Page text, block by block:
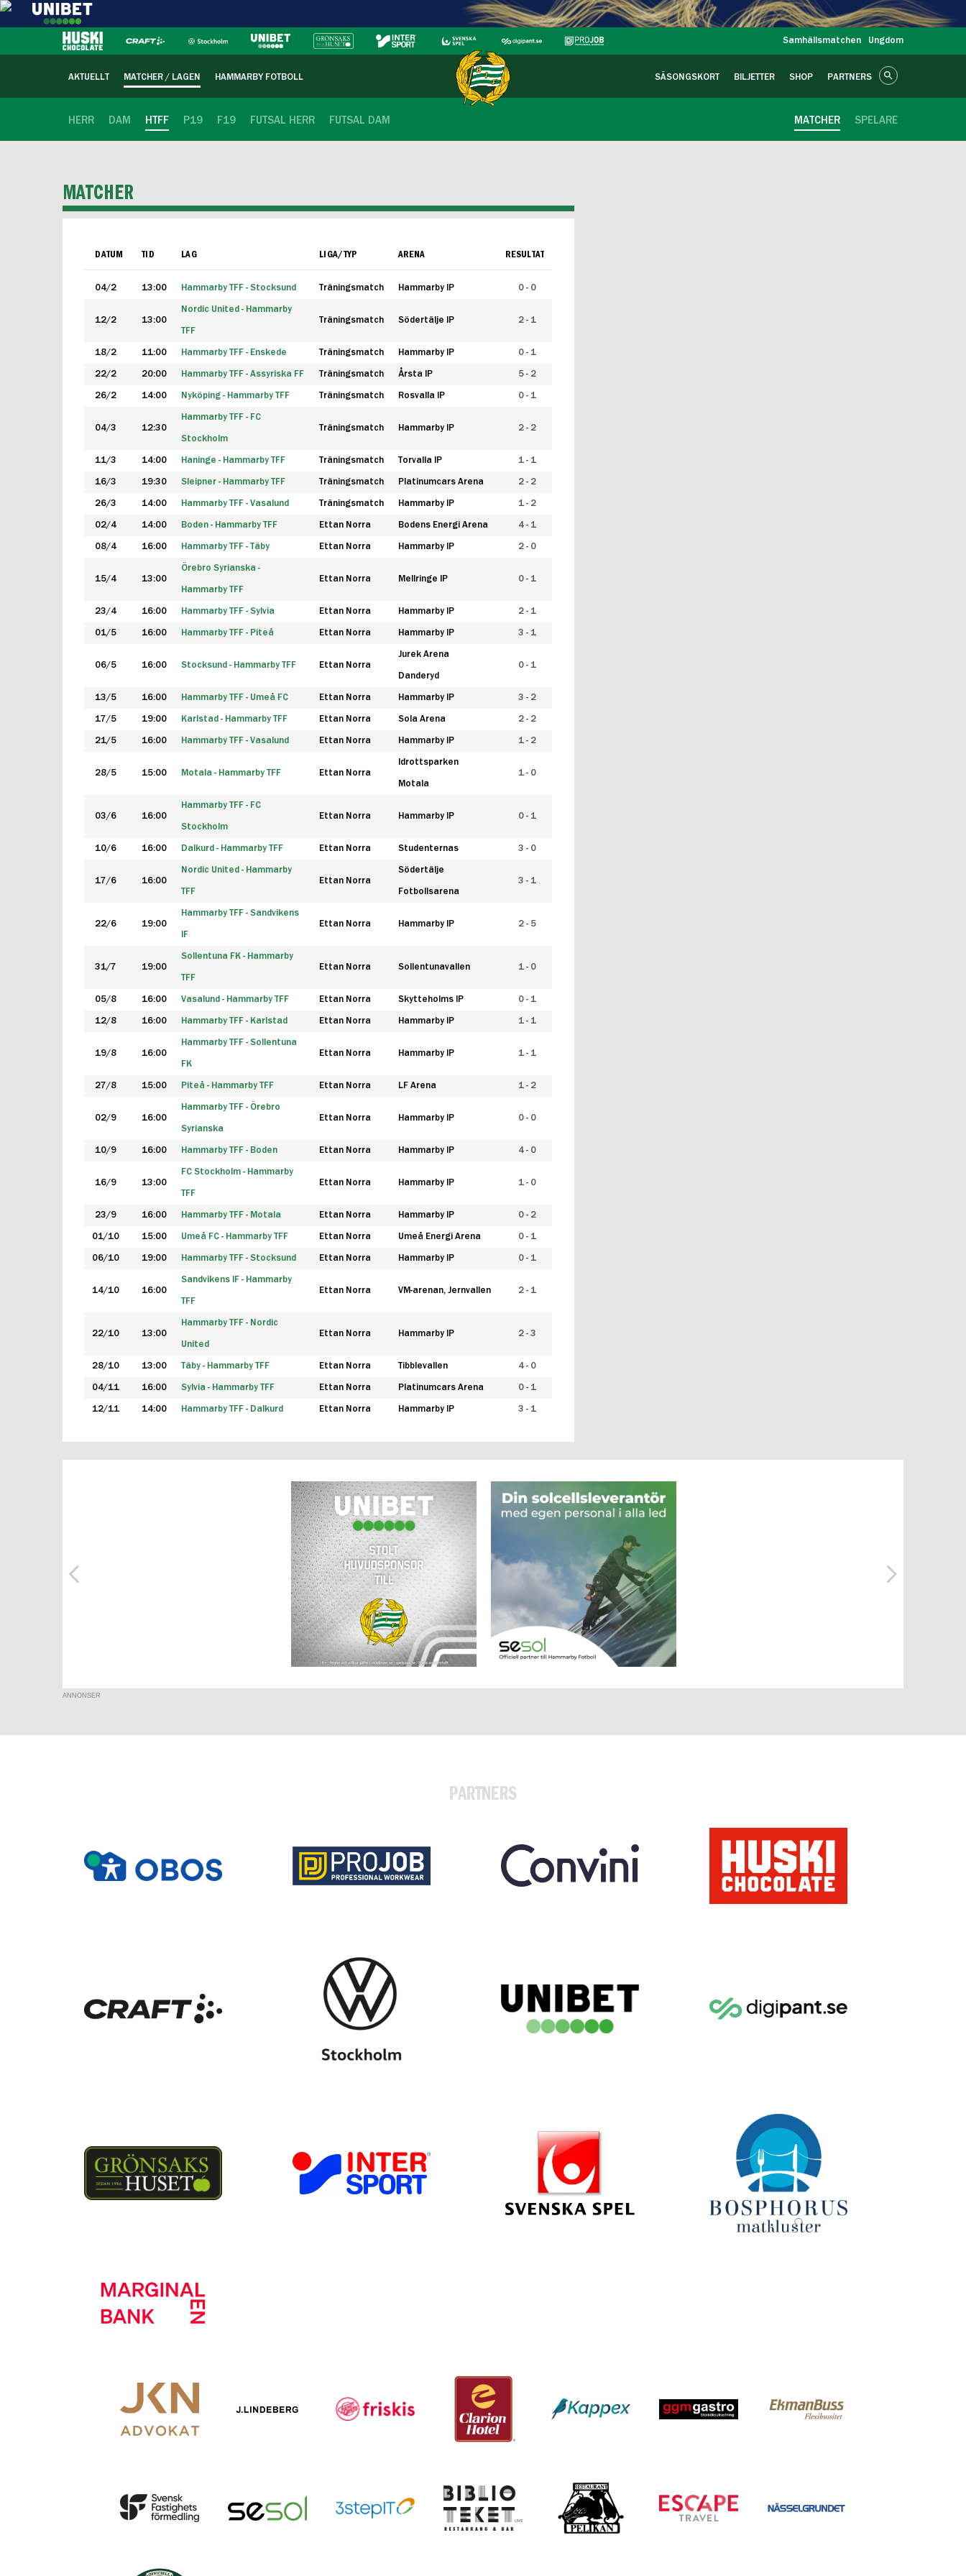
Samhällsmatchen Ungdom
AKTUELLT MATCHER / LAGEN HAMMARBY FOTBOLL SÄSONGSKORT BILJETTER SHOP PARTNERS
HERR DAM HTFF P19 F19 FUTSAL HERR FUTSAL DAM SPELARE
MATCHER
MATCHER
DATUM TID LAG LIGA/TYP ARENA RESULTAT
04/2 13:00 Hammarby TFF - Stocksund Träningsmatch Hammarby IP 0 - 0
12/2 13:00
Nordic United - Hammarby
TFF
Träningsmatch Södertälje IP 2 - 1
18/2 11:00 Hammarby TFF - Enskede Träningsmatch Hammarby IP 0 - 1
22/2 20:00 Hammarby TFF - Assyriska FF Träningsmatch Årsta IP 5 - 2
26/2 14:00 Nyköping - Hammarby TFF Träningsmatch Rosvalla IP 0 - 1
04/3 12:30
Hammarby TFF - FC
Stockholm
Träningsmatch Hammarby IP 2 - 2
11/3 14:00 Haninge - Hammarby TFF Träningsmatch Torvalla IP 1 - 1
16/3 19:30 Sleipner - Hammarby TFF Träningsmatch Platinumcars Arena 2 - 2
26/3 14:00 Hammarby TFF - Vasalund Träningsmatch Hammarby IP 1 - 2
02/4 14:00 Boden - Hammarby TFF Ettan Norra Bodens Energi Arena 4 - 1
08/4 16:00 Hammarby TFF - Täby Ettan Norra Hammarby IP 2 - 0
15/4 13:00
Örebro Syrianska -
Hammarby TFF
Ettan Norra Mellringe IP 0 - 1
23/4 16:00 Hammarby TFF - Sylvia Ettan Norra Hammarby IP 2 - 1
01/5 16:00 Hammarby TFF - Piteå Ettan Norra Hammarby IP 3 - 1
06/5 16:00 Stocksund - Hammarby TFF Ettan Norra
Jurek Arena
Danderyd
0 - 1
13/5 16:00 Hammarby TFF - Umeå FC Ettan Norra Hammarby IP 3 - 2
17/5 19:00 Karlstad - Hammarby TFF Ettan Norra Sola Arena 2 - 2
21/5 16:00 Hammarby TFF - Vasalund Ettan Norra Hammarby IP 1 - 2
28/5 15:00 Motala - Hammarby TFF Ettan Norra
Idrottsparken
Motala
1 - 0
03/6 16:00
Hammarby TFF - FC
Stockholm
Ettan Norra Hammarby IP 0 - 1
10/6 16:00 Dalkurd - Hammarby TFF Ettan Norra Studenternas 3 - 0
17/6 16:00
Nordic United - Hammarby
TFF
Ettan Norra
Södertälje
Fotbollsarena
3 - 1
22/6 19:00
Hammarby TFF - Sandvikens
IF
Ettan Norra Hammarby IP 2 - 5
31/7 19:00
Sollentuna FK - Hammarby
TFF
Ettan Norra Sollentunavallen 1 - 0
05/8 16:00 Vasalund - Hammarby TFF Ettan Norra Skytteholms IP 0 - 1
12/8 16:00 Hammarby TFF - Karlstad Ettan Norra Hammarby IP 1 - 1
19/8 16:00
Hammarby TFF - Sollentuna
FK
Ettan Norra Hammarby IP 1 - 1
27/8 15:00 Piteå - Hammarby TFF Ettan Norra LF Arena 1 - 2
02/9 16:00
Hammarby TFF - Örebro
Syrianska
Ettan Norra Hammarby IP 0 - 0
10/9 16:00 Hammarby TFF - Boden Ettan Norra Hammarby IP 4 - 0
16/9 13:00
FC Stockholm - Hammarby
TFF
Ettan Norra Hammarby IP 1 - 0
23/9 16:00 Hammarby TFF - Motala Ettan Norra Hammarby IP 0 - 2
01/10 15:00 Umeå FC - Hammarby TFF Ettan Norra Umeå Energi Arena 0 - 1
06/10 19:00 Hammarby TFF - Stocksund Ettan Norra Hammarby IP 0 - 1
14/10 16:00
Sandvikens IF - Hammarby
TFF
Ettan Norra VM-arenan, Jernvallen 2 - 1
22/10 13:00
Hammarby TFF - Nordic
United
Ettan Norra Hammarby IP 2 - 3
28/10 13:00 Täby - Hammarby TFF Ettan Norra Tibblevallen 4 - 0
04/11 16:00 Sylvia - Hammarby TFF Ettan Norra Platinumcars Arena 0 - 1
12/11 14:00 Hammarby TFF - Dalkurd Ettan Norra Hammarby IP 3 - 1
ANNONSER
PARTNERS